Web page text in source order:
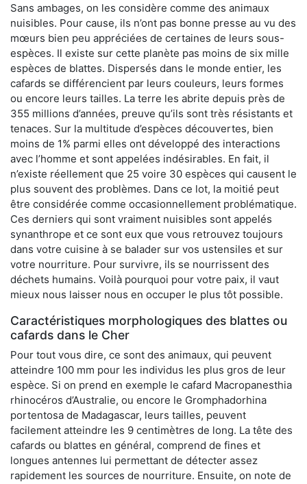
Sans ambages, on les considère comme des animaux
nuisibles. Pour cause, ils n’ont pas bonne presse au vu des
mœurs bien peu appréciées de certaines de leurs sous-
espèces. Il existe sur cette planète pas moins de six mille
espèces de blattes. Dispersés dans le monde entier, les
cafards se différencient par leurs couleurs, leurs formes
ou encore leurs tailles. La terre les abrite depuis près de
355 millions d’années, preuve qu’ils sont très résistants et
tenaces. Sur la multitude d’espèces découvertes, bien
moins de 1% parmi elles ont développé des interactions
avec l’homme et sont appelées indésirables. En fait, il
n’existe réellement que 25 voire 30 espèces qui causent le
plus souvent des problèmes. Dans ce lot, la moitié peut
être considérée comme occasionnellement problématique.
Ces derniers qui sont vraiment nuisibles sont appelés
synanthrope et ce sont eux que vous retrouvez toujours
dans votre cuisine à se balader sur vos ustensiles et sur
votre nourriture. Pour survivre, ils se nourrissent des
déchets humains. Voilà pourquoi pour votre paix, il vaut
mieux nous laisser nous en occuper le plus tôt possible.
Caractéristiques morphologiques des blattes ou
cafards dans le Cher
Pour tout vous dire, ce sont des animaux, qui peuvent
atteindre 100 mm pour les individus les plus gros de leur
espèce. Si on prend en exemple le cafard Macropanesthia
rhinocéros d’Australie, ou encore le Gromphadorhina
portentosa de Madagascar, leurs tailles, peuvent
facilement atteindre les 9 centimètres de long. La tête des
cafards ou blattes en général, comprend de fines et
longues antennes lui permettant de détecter assez
rapidement les sources de nourriture. Ensuite, on note de